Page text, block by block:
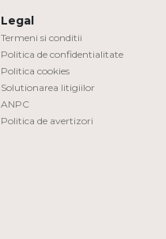
Legal
Termeni si conditii
Politica de confidentialitate
Politica cookies
Solutionarea litigiilor
ANPC
Politica de avertizori